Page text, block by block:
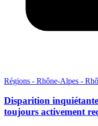
Régions - Rhône-Alpes -
Disparition
toujours activement